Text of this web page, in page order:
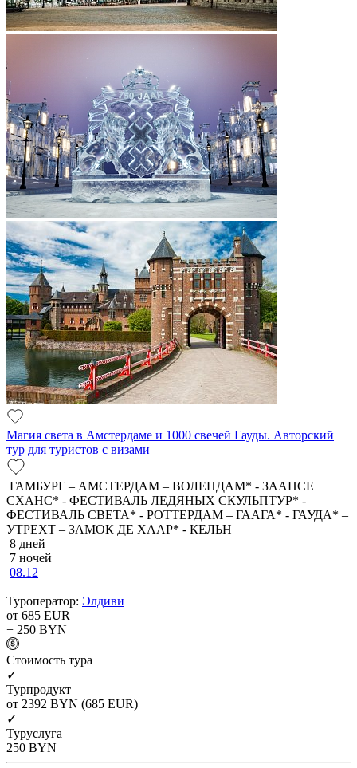
Магия света в Амстердаме и 1000 свечей Гауды. Авторский
тур для туристов с визами
ГАМБУРГ – АМСТЕРДАМ – ВОЛЕНДАМ* - ЗААНСЕ
СХАНС* - ФЕСТИВАЛЬ ЛЕДЯНЫХ СКУЛЬПТУР* -
ФЕСТИВАЛЬ СВЕТА* - РОТТЕРДАМ – ГААГА* - ГАУДА* –
УТРЕХТ – ЗАМОК ДЕ ХААР* - КЕЛЬН
8 дней
7 ночей
08.12
Туроператор: Элдиви
от 685 EUR
+ 250 BYN
Cтоимость тура
✓
Турпродукт
от 2392 BYN (685 EUR)
✓
Туруслуга
250 BYN